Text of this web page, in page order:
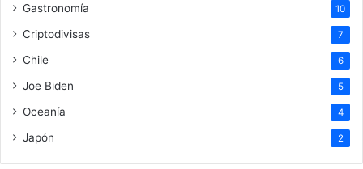
Gastronomía 10
Criptodivisas 7
Chile 6
Joe Biden 5
Oceanía 4
Japón 2